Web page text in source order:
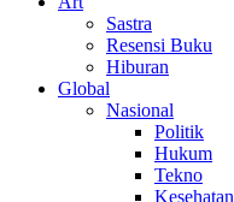
Sastra
Resensi Buku
Hiburan
Global
Nasional
Politik
Hukum
Tekno
Kesehatan